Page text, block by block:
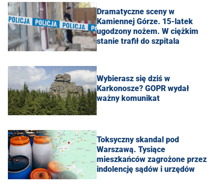
Dramatyczne sceny w
Kamiennej Górze. 15-latek
ugodzony nożem. W ciężkim
stanie trafił do szpitala
Wybierasz się dziś w
Karkonosze? GOPR wydał
ważny komunikat
Toksyczny skandal pod
Warszawą. Tysiące
mieszkańców zagrożone przez
indolencję sądów i urzędów